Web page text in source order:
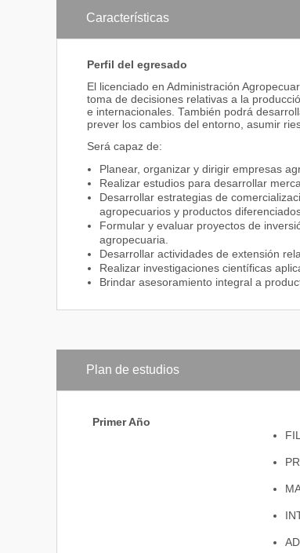
Características
Perfil del egresado
El licenciado en Administración
toma de decisiones relativas a la
e internacionales. También podrá
prever los cambios del entorno, asumir
Será capaz de:
Planear, organizar y dirigir empresas
Realizar estudios para desarrollar
Desarrollar estrategias de
agropecuarios y productos
Formular y evaluar proyectos de
agropecuaria.
Desarrollar actividades de extensión
Realizar investigaciones científicas
Brindar asesoramiento integral a
Plan de estudios
Primer Año